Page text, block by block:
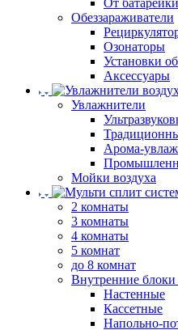
От батарейки
Обеззараживатели
Озонаторы
Установки
Аксессуары
Увлажнители
Арома-
Мойки воздуха
2 комнаты
3 комнаты
4 комнаты
5 комнат
до 8 комнат
Внутренние блоки
Настенные
Кассетные
Напольно-